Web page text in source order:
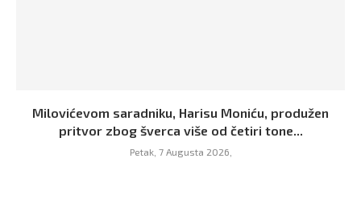
Milovićevom saradniku, Harisu Moniću, produžen
pritvor zbog šverca više od četiri tone...
Petak, 7 Augusta 2026,